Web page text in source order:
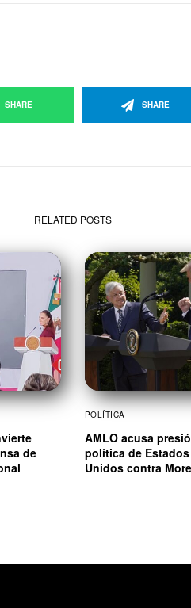
SHARE SHARE
RELATED POSTS
de
POLÍTICA
AMLO acusa
política de Estados
Unidos contra